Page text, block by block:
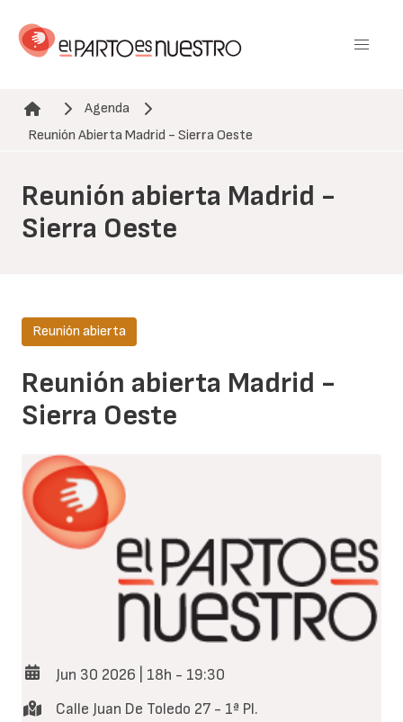
contenido
Ruta de navegación
Agenda
Reunión Abierta Madrid - Sierra Oeste
Reunión abierta Madrid -
Sierra Oeste
Reunión abierta
Reunión abierta Madrid -
Sierra Oeste
Jun 30 2026 | 18h - 19:30
Calle Juan De Toledo 27 - 1ª Pl.